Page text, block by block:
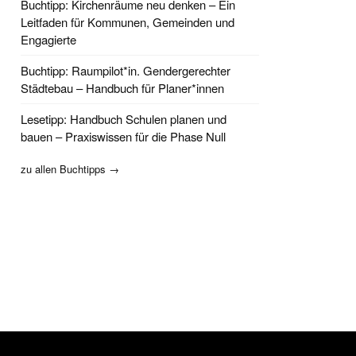
Buchtipp: Kirchenräume neu denken – Ein
Leitfaden für Kommunen, Gemeinden und
Engagierte
Buchtipp: Raumpilot*in. Gendergerechter
Städtebau – Handbuch für Planer*innen
Lesetipp: Handbuch Schulen planen und
bauen – Praxiswissen für die Phase Null
zu allen Buchtipps →